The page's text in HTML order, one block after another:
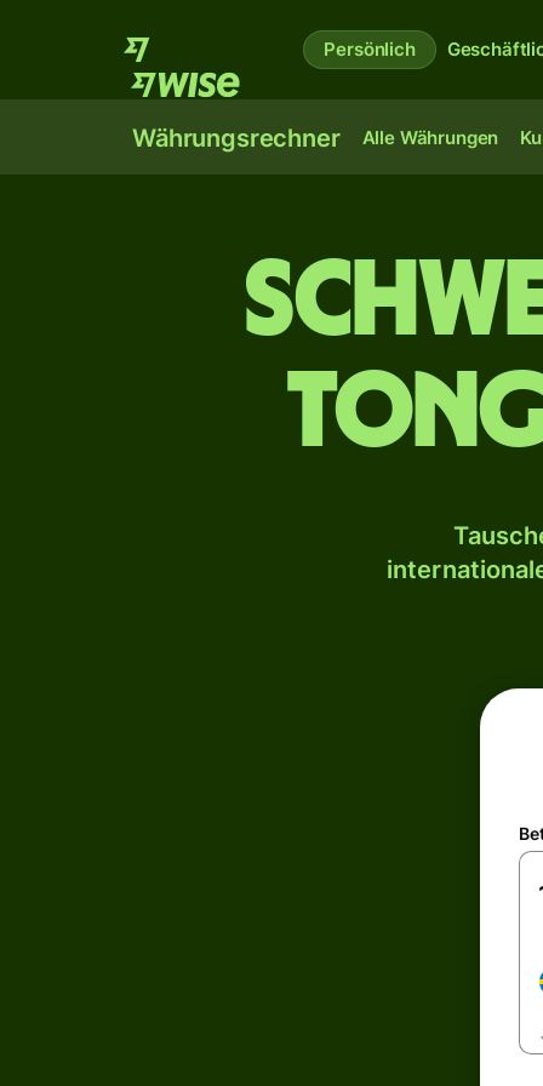
Persönlich
Währungsrechner Alle Währungen